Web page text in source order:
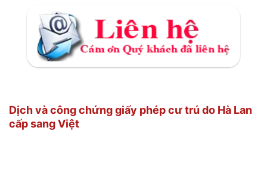
Dịch và công chứng giấy phép cư trú do Hà Lan
cấp sang Việt